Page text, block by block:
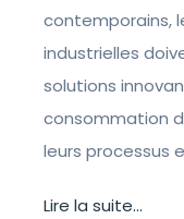
contemporains,
industrielles
solutions
consommation
leurs processus
Lire la suite...